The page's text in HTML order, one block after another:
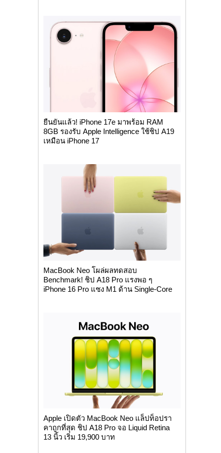
ยืนยันแล้ว! iPhone 17e มาพร้อม RAM
8GB รองรับ Apple Intelligence ใช้ชิป A19
เหมือน iPhone 17
MacBook Neo โผล่ผลทดสอบ
Benchmark! ชิป A18 Pro แรงพอ ๆ
iPhone 16 Pro แซง M1 ด้าน Single-Core
Apple เปิดตัว MacBook Neo แล็ปท็อปรา
คาถูกที่สุด ชิป A18 Pro จอ Liquid Retina
13 นิ้ว เริ่ม 19,900 บาท